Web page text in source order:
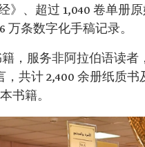
》、超过 1,040 卷单册
万条数字化手稿记录。
，服务非阿拉伯语读
共计 2,400 余册纸质
书籍。